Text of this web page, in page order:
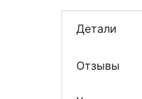
Детали
Отзывы